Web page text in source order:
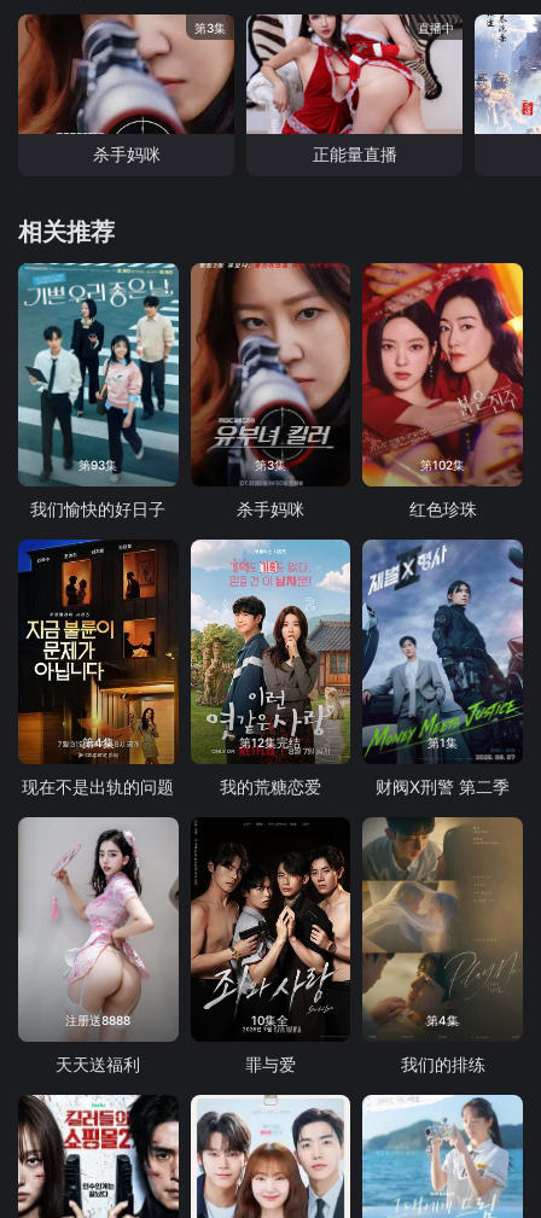
第3集
杀手妈咪
直播中
正能量直播
相关推荐
第93集
我们愉快的好日子
第3集
杀手妈咪
第102集
红色珍珠
第4集
现在不是出轨的问题
第12集完结
我的荒糖恋爱
第1集
财阀X刑警 第二季
注册送8888
天天送福利
10集全
罪与爱
第4集
我们的排练